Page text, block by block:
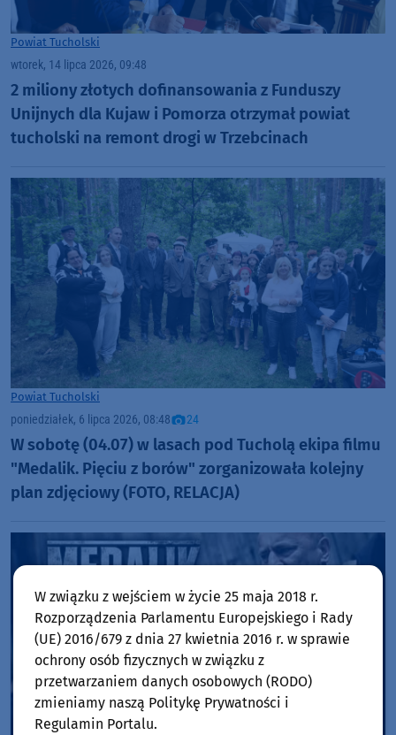
Powiat Tucholski
wtorek, 14 lipca 2026, 09:48
2 miliony złotych dofinansowania z Funduszy
Unijnych dla Kujaw i Pomorza otrzymał powiat
tucholski na remont drogi w Trzebcinach
Powiat Tucholski
poniedziałek, 6 lipca 2026, 08:48 24
W sobotę (04.07) w lasach pod Tucholą ekipa filmu
"Medalik. Pięciu z borów" zorganizowała kolejny
plan zdjęciowy (FOTO, RELACJA)
W związku z wejściem w życie 25 maja 2018 r.
Rozporządzenia Parlamentu Europejskiego i Rady
(UE) 2016/679 z dnia 27 kwietnia 2016 r. w sprawie
ochrony osób fizycznych w związku z
przetwarzaniem danych osobowych (RODO)
zmieniamy naszą Politykę Prywatności i
Regulamin Portalu.